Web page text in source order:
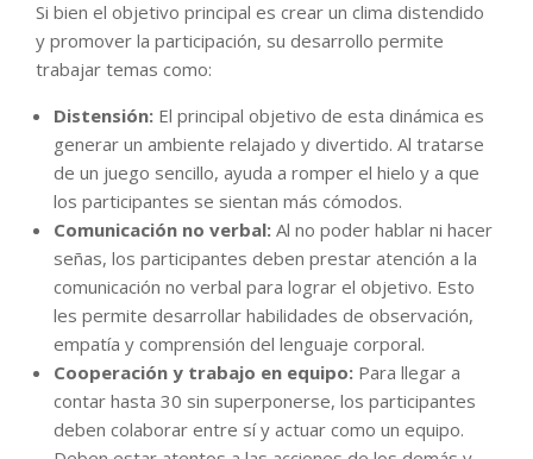
Si bien el objetivo principal es crear un clima distendido
y promover la participación, su desarrollo permite
trabajar temas como:
Distensión: El principal objetivo de esta dinámica es
generar un ambiente relajado y divertido. Al tratarse
de un juego sencillo, ayuda a romper el hielo y a que
los participantes se sientan más cómodos.
Comunicación no verbal: Al no poder hablar ni hacer
señas, los participantes deben prestar atención a la
comunicación no verbal para lograr el objetivo. Esto
les permite desarrollar habilidades de observación,
empatía y comprensión del lenguaje corporal.
Cooperación y trabajo en equipo: Para llegar a
contar hasta 30 sin superponerse, los participantes
deben colaborar entre sí y actuar como un equipo.